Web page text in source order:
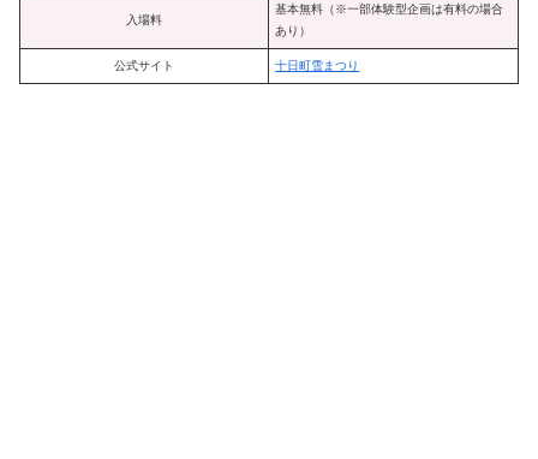
入場料
基本無料（※一部体験型企画は有料の場合
あり）
公式サイト 十日町雪まつり